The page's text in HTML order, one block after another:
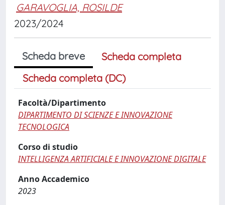
GARAVOGLIA, ROSILDE
2023/2024
Scheda breve
Scheda completa
Scheda completa (DC)
Facoltà/Dipartimento
DIPARTIMENTO DI SCIENZE E INNOVAZIONE
TECNOLOGICA
Corso di studio
INTELLIGENZA ARTIFICIALE E INNOVAZIONE DIGITALE
Anno Accademico
2023